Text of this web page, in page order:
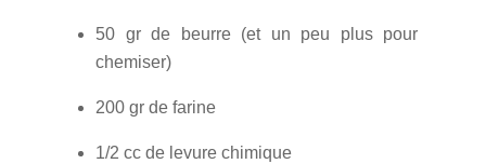
50 gr de beurre (et un peu plus pour
chemiser)
200 gr de farine
1/2 cc de levure chimique